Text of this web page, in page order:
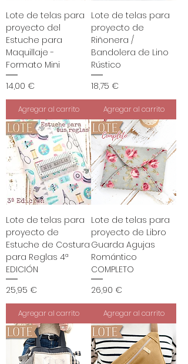
Lote de telas para
proyecto del
Estuche para
Maquillaje -
Formato Mini
Precio
14,00 €
Agregar al carrito
Lote de telas para
proyecto de
Riñonera /
Bandolera de Lino
Rústico
Precio
18,75 €
Agregar al carrito
Lote de telas para
proyecto de
Estuche de Costura
para Reglas 4ª
EDICIÓN
Precio
25,95 €
Agregar al carrito
Lote de telas para
proyecto de Libro
Guarda Agujas
Romántico
COMPLETO
Precio
26,90 €
Agregar al carrito